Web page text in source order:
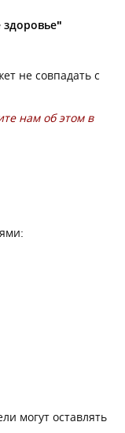
здоровье"
не совпадать с
нам об этом в
могут оставлять